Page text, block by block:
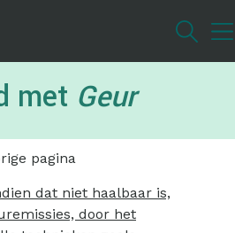
inhoud
met Geur
pagina
dat niet haalbaar is,
door het